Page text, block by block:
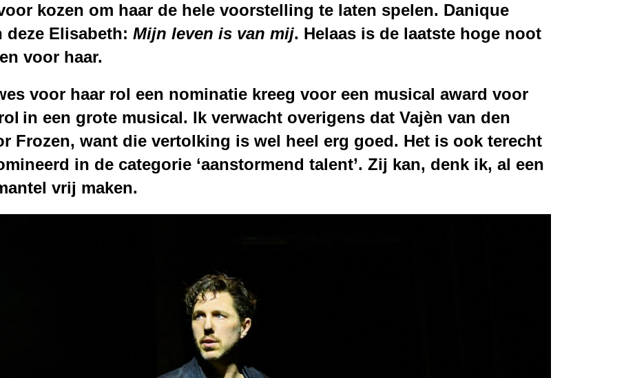
kozen om haar de hele voorstelling te laten spelen. Danique
deze Elisabeth: Mijn leven is van mij. Helaas is de laatste hoge noot
voor haar.
voor haar rol een nominatie kreeg voor een musical award voor
in een grote musical. Ik verwacht overigens dat Vajèn van den
Frozen, want die vertolking is wel heel erg goed. Het is ook terecht
in de categorie ‘aanstormend talent’. Zij kan, denk ik, al een
vrij maken.